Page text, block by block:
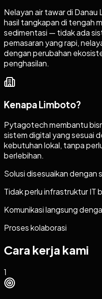
Nelayan air tawar di
hasil tangkapan di tengah
sedimentasi — tidak ada
pemasaran yang rapi,
dengan perubahan
penghasilan.
Kenapa Limboto?
Pytagotech membantu
sistem digital yang sesuai
kebutuhan lokal, tanpa
berlebihan.
Solusi disesuaikan dengan
Tidak perlu infrastruktur IT
Komunikasi langsung
Proses kolaborasi
Cara kerja kami
1